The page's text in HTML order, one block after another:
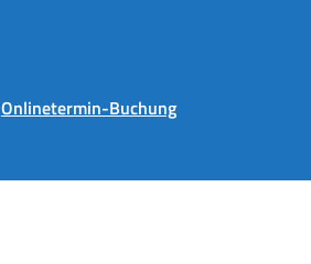
Onlinetermin-Buchung